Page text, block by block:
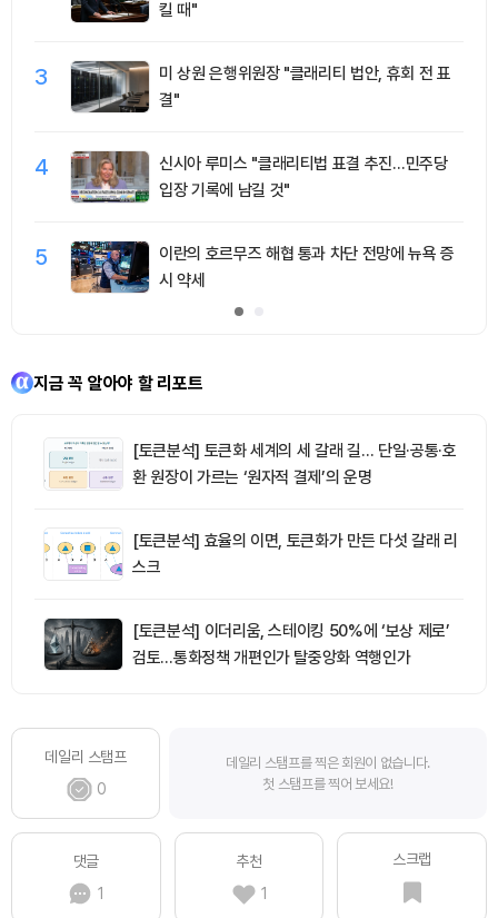
킬 때"
3
미 상원 은행위원장 "클래리티 법안, 휴회 전 표
결"
4
신시아 루미스 "클래리티법 표결 추진…민주당
입장 기록에 남길 것"
5
이란의 호르무즈 해협 통과 차단 전망에 뉴욕 증
시 약세
지금 꼭 알아야 할 리포트
[토큰분석] 토큰화 세계의 세 갈래 길… 단일·공통·호
환 원장이 가르는 ‘원자적 결제’의 운명
[토큰분석] 효율의 이면, 토큰화가 만든 다섯 갈래 리
스크
[토큰분석] 이더리움, 스테이킹 50%에 ‘보상 제로’
검토…통화정책 개편인가 탈중앙화 역행인가
데일리 스탬프
0
데일리 스탬프를 찍은 회원이 없습니다.
첫 스탬프를 찍어 보세요!
댓글
1
추천
1
스크랩